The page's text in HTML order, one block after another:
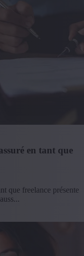
en tant que
que freelance présente